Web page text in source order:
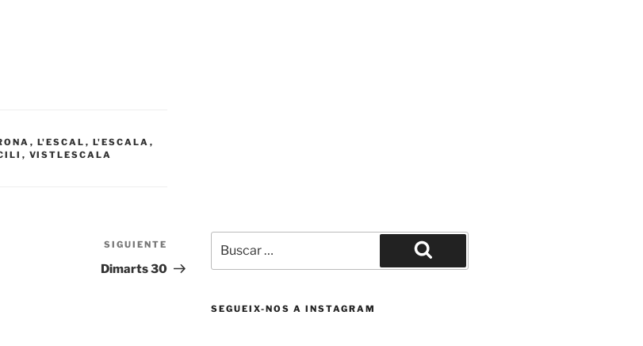
, L'ESCAL , L'ESCALA ,
, VISTLESCALA
Siguiente
entrada
SIGUIENTE
Dimarts 30
por:
Buscar
SEGUEIX-NOS A INSTAGRAM